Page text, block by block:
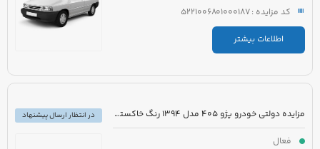
کد مزایده : 5221006801000187
اطلاعات بیشتر
مزایده دولتی خودرو پژو 405 مدل 1394 رنگ خاکستری
فعال
در انتظار ارسال پیشنهاد